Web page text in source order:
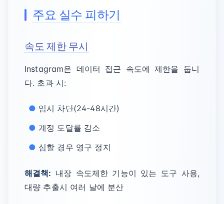
주요 실수 피하기
속도 제한 무시
Instagram은 데이터 접근 속도에 제한을 둡니
다. 초과 시:
임시 차단(24-48시간)
계정 도달률 감소
심할 경우 영구 정지
해결책: 내장 속도제한 기능이 있는 도구 사용,
대량 추출시 여러 날에 분산